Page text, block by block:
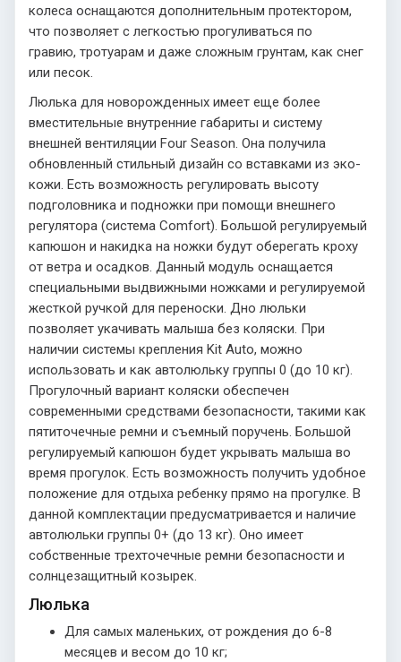
колеса оснащаются дополнительным протектором,
что позволяет с легкостью прогуливаться по
гравию, тротуарам и даже сложным грунтам, как снег
или песок.
Люлька для новорожденных имеет еще более
вместительные внутренние габариты и систему
внешней вентиляции Four Season. Она получила
обновленный стильный дизайн со вставками из эко-
кожи. Есть возможность регулировать высоту
подголовника и подножки при помощи внешнего
регулятора (система Comfort). Большой регулируемый
капюшон и накидка на ножки будут оберегать кроху
от ветра и осадков. Данный модуль оснащается
специальными выдвижными ножками и регулируемой
жесткой ручкой для переноски. Дно люльки
позволяет укачивать малыша без коляски. При
наличии системы крепления Kit Auto, можно
использовать и как автолюльку группы 0 (до 10 кг).
Прогулочный вариант коляски обеспечен
современными средствами безопасности, такими как
пятиточечные ремни и съемный поручень. Большой
регулируемый капюшон будет укрывать малыша во
время прогулок. Есть возможность получить удобное
положение для отдыха ребенку прямо на прогулке. В
данной комплектации предусматривается и наличие
автолюльки группы 0+ (до 13 кг). Оно имеет
собственные трехточечные ремни безопасности и
солнцезащитный козырек.
Люлька
Для самых маленьких, от рождения до 6-8
месяцев и весом до 10 кг;